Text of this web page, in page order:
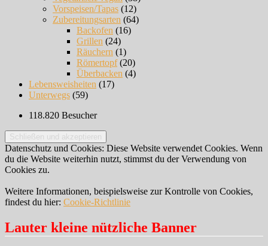
Vorspeisen/Tapas (12)
Zubereitungsarten (64)
Backofen (16)
Grillen (24)
Räuchern (1)
Römertopf(20)
Überbacken (4)
Lebensweisheiten (17)
Unterwegs (59)
118.820 Besucher
Datenschutz und Cookies: Diese Website verwendet Cookies. Wenn
du die Website weiterhin nutzt, stimmst du der Verwendung von
Cookies zu.
Weitere Informationen, beispielsweise zur Kontrolle von Cookies,
findest du hier: Cookie-Richtlinie
Lauter kleine nützliche Banner